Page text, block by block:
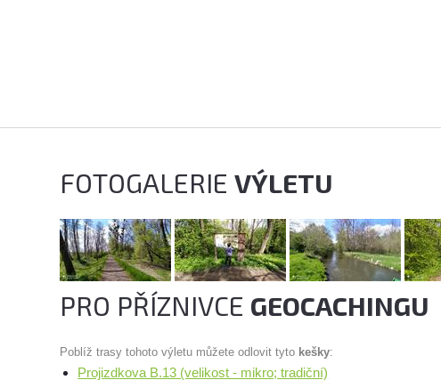
FOTOGALERIEVÝLETU
PRO PŘÍZNIVCE GEOCACHINGU
Poblíž trasy tohoto výletu můžete odlovit tyto kešky:
Projizdkova B.13 (velikost - mikro; tradiční)